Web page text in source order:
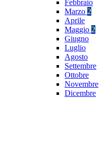
Febbraio
Marzo 2
Aprile
Maggio 2
Giugno
Luglio
Agosto
Settembre
Ottobre
Novembre
Dicembre